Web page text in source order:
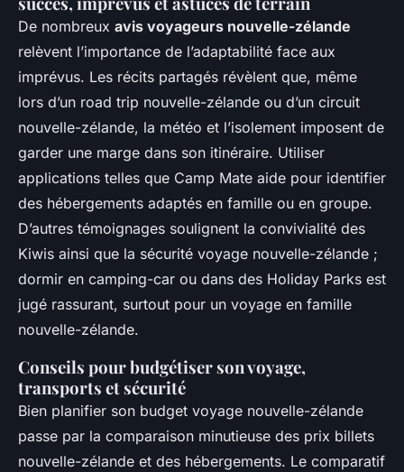
De nombreux avis voyageurs nouvelle-zélande
relèvent l’importance de l’adaptabilité face aux
imprévus. Les récits partagés révèlent que, même
lors d’un road trip nouvelle-zélande ou d’un circuit
nouvelle-zélande, la météo et l’isolement imposent de
garder une marge dans son itinéraire. Utiliser
applications telles que Camp Mate aide pour identifier
des hébergements adaptés en famille ou en groupe.
D’autres témoignages soulignent la convivialité des
Kiwis ainsi que la sécurité voyage nouvelle-zélande ;
dormir en camping-car ou dans des Holiday Parks est
jugé rassurant, surtout pour un voyage en famille
nouvelle-zélande.
Conseils pour budgétiser son voyage,
transports et sécurité
Bien planifier son budget voyage nouvelle-zélande
passe par la comparaison minutieuse des prix billets
nouvelle-zélande et des hébergements. Le comparatif